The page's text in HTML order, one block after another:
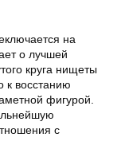
на
о лучшей
круга нищеты
к восстанию
фигурой.
с